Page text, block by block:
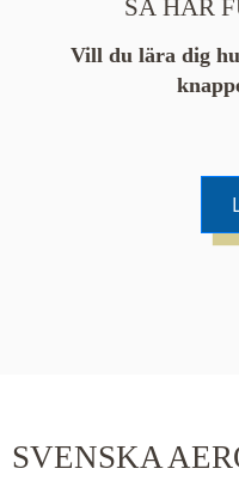
SÅ HÄR
Vill du lära dig
SVENSKA